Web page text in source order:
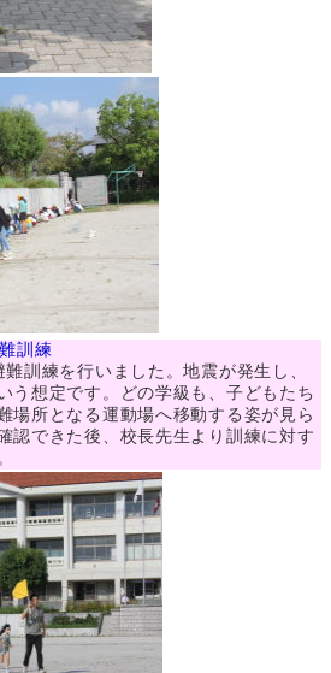
訓練
練を行いました。地震が発生し、
う想定です。どの学級も、子どもたち
場所となる運動場へ移動する姿が見ら
認できた後、校長先生より訓練に対す